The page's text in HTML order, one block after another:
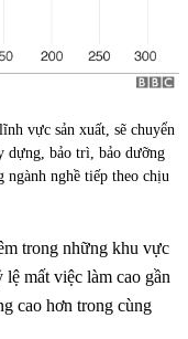
vực sản xuất, sẽ chuyển
dựng, bảo trì, bảo dưỡng
ngành nghề tiếp theo chịu
trong những khu vực
mất việc làm cao gần
cao hơn trong cùng